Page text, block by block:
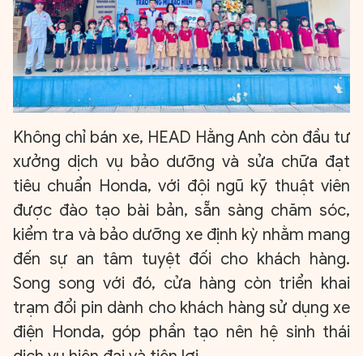
Không chỉ bán xe, HEAD Hằng Anh còn đầu tư
xưởng dịch vụ bảo dưỡng và sửa chữa đạt
tiêu chuẩn Honda, với đội ngũ kỹ thuật viên
được đào tạo bài bản, sẵn sàng chăm sóc,
kiểm tra và bảo dưỡng xe định kỳ nhằm mang
đến sự an tâm tuyệt đối cho khách hàng.
Song song với đó, cửa hàng còn triển khai
trạm đổi pin dành cho khách hàng sử dụng xe
điện Honda, góp phần tạo nên hệ sinh thái